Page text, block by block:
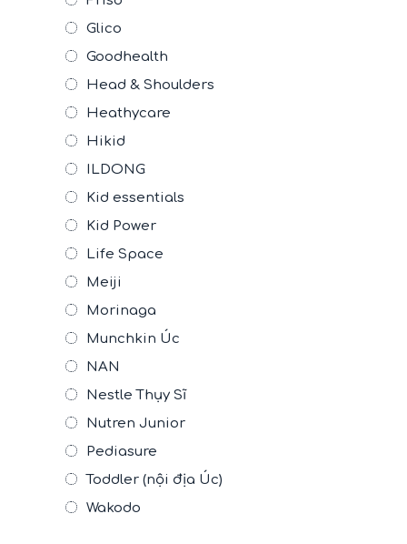
Glico
Goodhealth
Head & Shoulders
Heathycare
Hikid
ILDONG
Kid essentials
Kid Power
Life Space
Meiji
Morinaga
Munchkin Úc
NAN
Nestle Thụy Sĩ
Nutren Junior
Pediasure
Toddler (nội địa Úc)
Wakodo